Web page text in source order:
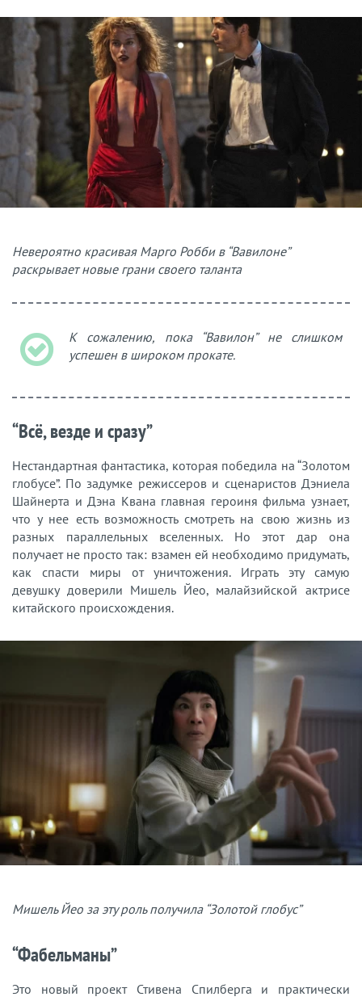
Невероятно красивая Марго Робби в “Вавилоне”
раскрывает новые грани своего таланта
К сожалению, пока “Вавилон” не слишком
успешен в широком прокате.
“Всё, везде и сразу”
Нестандартная фантастика, которая победила на “Золотом
глобусе”. По задумке режиссеров и сценаристов Дэниела
Шайнерта и Дэна Квана главная героиня фильма узнает,
что у нее есть возможность смотреть на свою жизнь из
разных параллельных вселенных. Но этот дар она
получает не просто так: взамен ей необходимо придумать,
как спасти миры от уничтожения. Играть эту самую
девушку доверили Мишель Йео, малайзийской актрисе
китайского происхождения.
Мишель Йео за эту роль получила “Золотой глобус”
“Фабельманы”
Это новый проект Стивена Спилберга и практически